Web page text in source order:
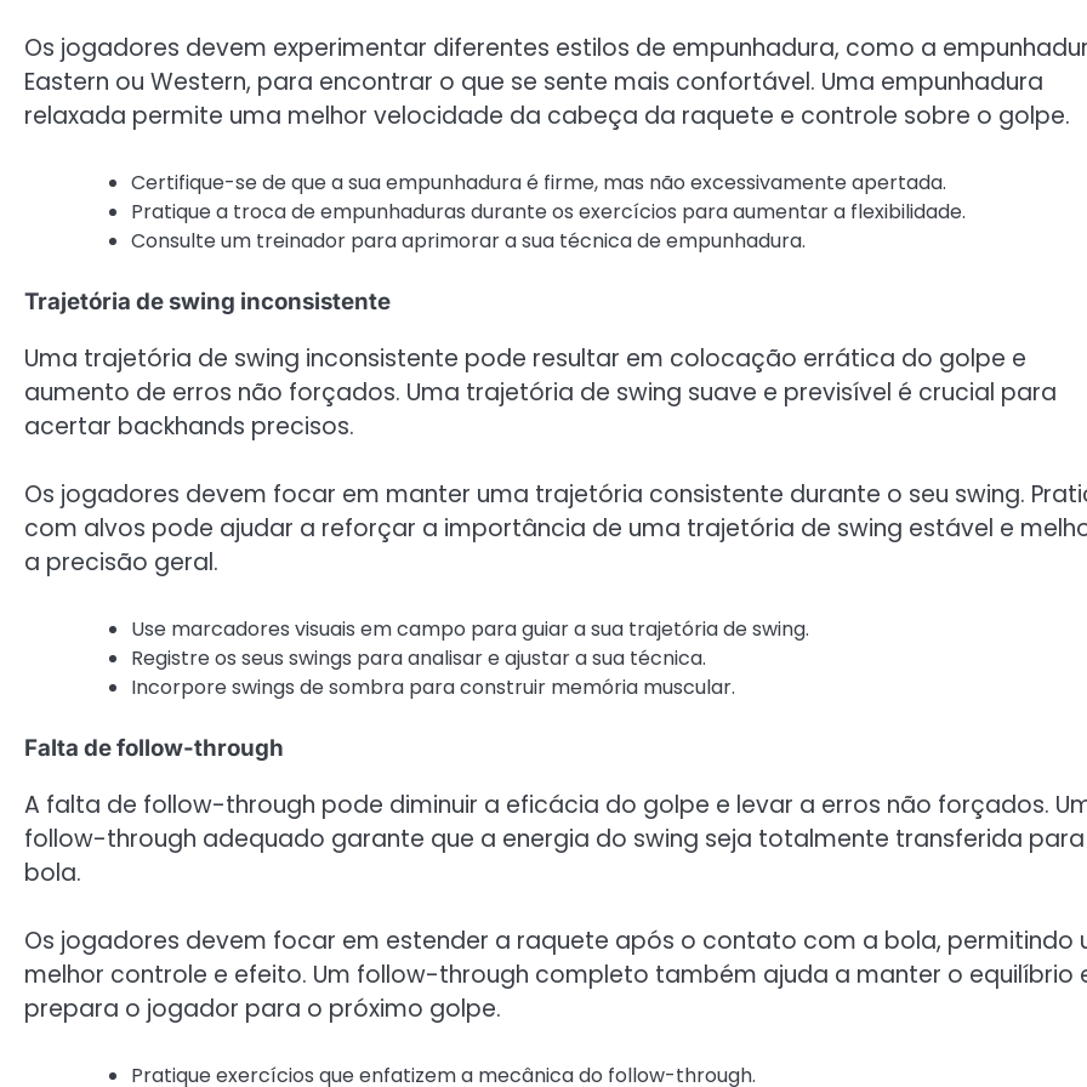
Os jogadores devem experimentar diferentes estilos de empunhadura, como a
Eastern ou Western, para encontrar o que se sente mais confortável. Uma empunhadura
relaxada permite uma melhor velocidade da cabeça da raquete e controle sobre o golpe.
Certifique-se de que a sua empunhadura é firme, mas não excessivamente apertada.
Pratique a troca de empunhaduras durante os exercícios para aumentar a flexibilidade.
Consulte um treinador para aprimorar a sua técnica de empunhadura.
Trajetória de swing inconsistente
Uma trajetória de swing inconsistente pode resultar em colocação errática do golpe e
aumento de erros não forçados. Uma trajetória de swing suave e previsível é crucial para
acertar backhands precisos.
Os jogadores devem focar em manter uma trajetória consistente durante o seu swing.
com alvos pode ajudar a reforçar a importância de uma trajetória de swing estável e
a precisão geral.
Use marcadores visuais em campo para guiar a sua trajetória de swing.
Registre os seus swings para analisar e ajustar a sua técnica.
Incorpore swings de sombra para construir memória muscular.
Falta de follow-through
A falta de follow-through pode diminuir a eficácia do golpe e levar a erros não forçados.
follow-through adequado garante que a energia do swing seja totalmente transferida
bola.
Os jogadores devem focar em estender a raquete após o contato com a bola, permitindo
melhor controle e efeito. Um follow-through completo também ajuda a manter o equilíbrio
prepara o jogador para o próximo golpe.
Pratique exercícios que enfatizem a mecânica do follow-through.